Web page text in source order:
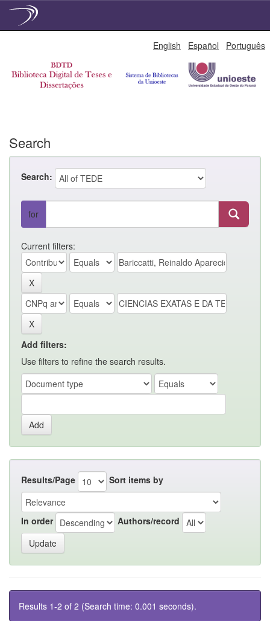
English Español Português
Search
Search:
for
Current filters:
Add filters:
Use filters to refine the search results.
Results/Page Sort items by
In order Authors/record
Results 1-2 of 2 (Search time: 0.001 seconds).